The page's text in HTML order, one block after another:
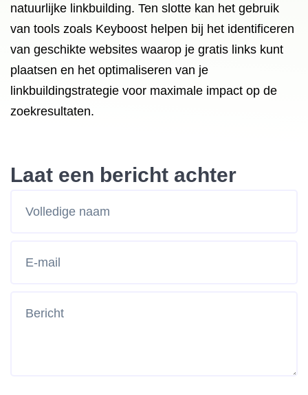
natuurlijke linkbuilding. Ten slotte kan het gebruik
van tools zoals Keyboost helpen bij het identificeren
van geschikte websites waarop je gratis links kunt
plaatsen en het optimaliseren van je
linkbuildingstrategie voor maximale impact op de
zoekresultaten.
Laat een bericht achter